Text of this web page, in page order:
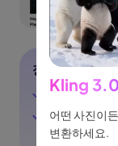
장점 :
영상 토막
웹캠과 스
트리밍
Kling
어떤 사진이
변환하세요.